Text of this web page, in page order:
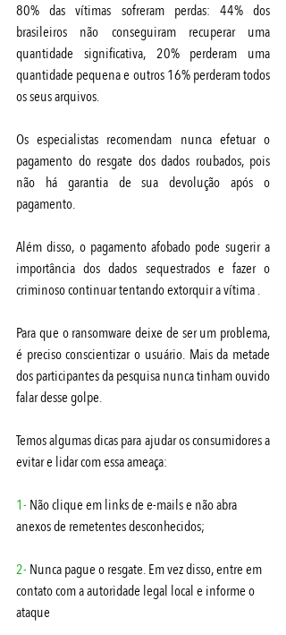
80% das vítimas sofreram perdas: 44% dos
brasileiros não conseguiram recuperar uma
quantidade significativa, 20% perderam uma
quantidade pequena e outros 16% perderam todos
os seus arquivos.
Os especialistas recomendam nunca efetuar o
pagamento do resgate dos dados roubados, pois
não há garantia de sua devolução após o
pagamento.
Além disso, o pagamento afobado pode sugerir a
importância dos dados sequestrados e fazer o
criminoso continuar tentando extorquir a vítima .
Para que o ransomware deixe de ser um problema,
é preciso conscientizar o usuário. Mais da metade
dos participantes da pesquisa nunca tinham ouvido
falar desse golpe.
Temos algumas dicas para ajudar os consumidores a
evitar e lidar com essa ameaça:
1- Não clique em links de e-mails e não abra
anexos de remetentes desconhecidos;
2- Nunca pague o resgate. Em vez disso, entre em
contato com a autoridade legal local e informe o
ataque